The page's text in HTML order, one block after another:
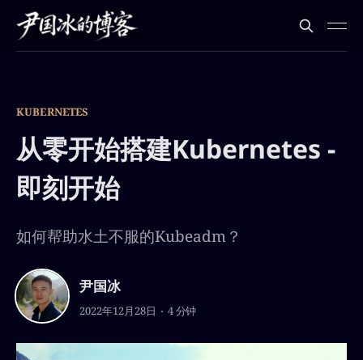
KUBERNETES
从零开始搭建Kubernetes -
即刻开始
如何帮助水土不服的Kubeadm？
尹国冰
2022年12月28日 4 分钟